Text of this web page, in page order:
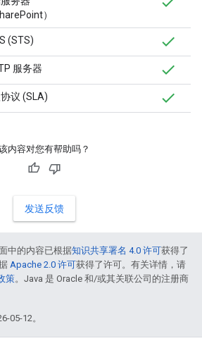
）
(STS)
服务器
议 (SLA)
内容对您有帮助吗？
发送反馈
中的内容已根据知识共享署名 4.0 许可获得了
Apache 2.0 许可获得了许可。有关详情，请
策。Java 是 Oracle 和/或其关联公司的注册商
05-12。